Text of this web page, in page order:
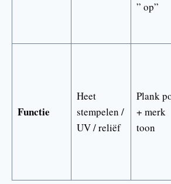
” op”
Functie
Heet
stempelen /
UV / reliëf
Plank
+ merk
toon